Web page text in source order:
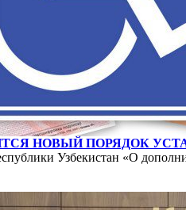
НОВЫЙ ПОРЯДОК
Узбекистан «О